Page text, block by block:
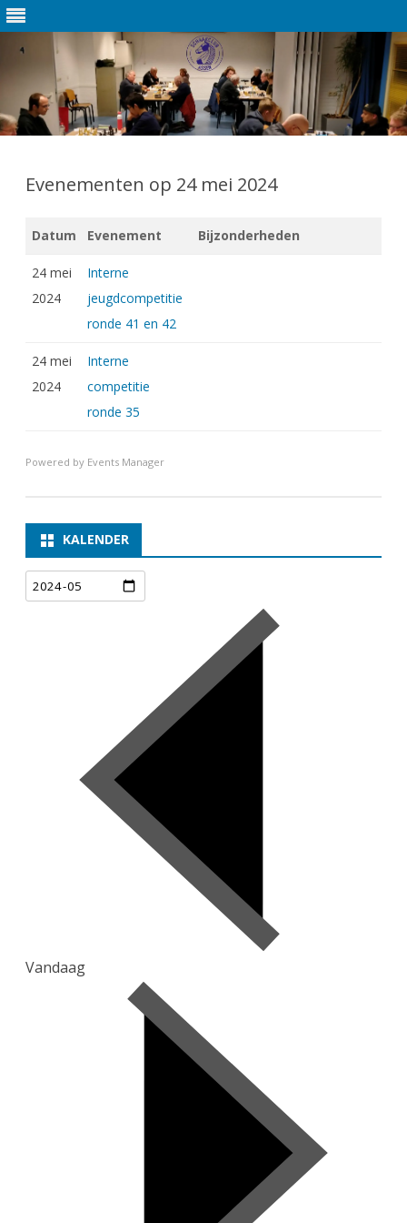
de
Evenementen op 24 mei 2024
Datum Evenement Bijzonderheden
24 mei
2024
Interne
jeugdcompetitie
ronde 41 en 42
24 mei
2024
Interne
competitie
ronde 35
Powered by Events Manager
KALENDER
Vandaag